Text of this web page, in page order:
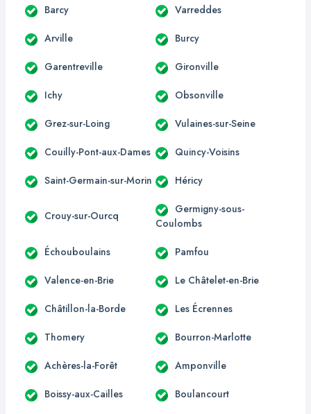
Barcy Varreddes
Arville Burcy
Garentreville Gironville
Ichy Obsonville
Grez-sur-Loing Vulaines-sur-Seine
Couilly-Pont-aux-Dames Quincy-Voisins
Saint-Germain-sur-Morin Héricy
Crouy-sur-Ourcq
Germigny-sous-
Coulombs
Échouboulains Pamfou
Valence-en-Brie Le Châtelet-en-Brie
Châtillon-la-Borde Les Écrennes
Thomery Bourron-Marlotte
Achères-la-Forêt Amponville
Boissy-aux-Cailles Boulancourt